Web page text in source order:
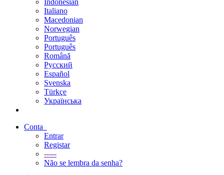
Indonesian
Italiano
Macedonian
Norwegian
Português
Português
Română
Русский
Español
Svenska
Türkçe
Українська
Conta
Entrar
Registar
-----
Não se lembra da senha?